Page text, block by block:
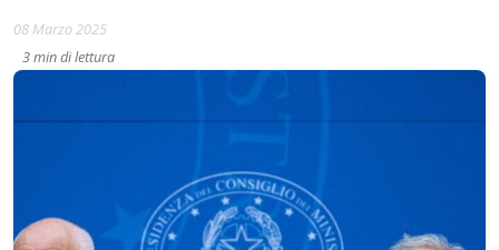
08 Marzo 2025
3 min di lettura